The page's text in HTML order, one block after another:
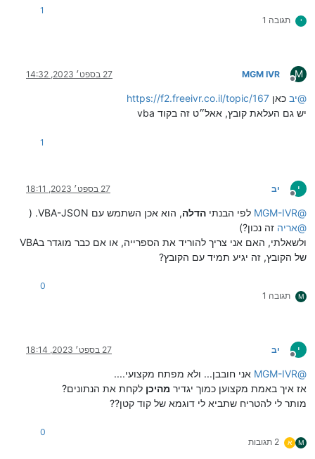
י תגובה 1
1
M
מנותק
MGM IVR 27 בספט׳ 2023, 14:32
@יב כאן https://f2.freeivr.co.il/topic/167
יש גם העלאת קובץ, אאל״ט זה בקוד vba
1
י
מנותק
יב 27 בספט׳ 2023, 18:11
@
MGM-IVR לפי הבנתי הדלה, הוא אכן השתמש עם VBA-JSON. (
@אריה זה נכון?)
ולשאלתי, האם אני צריך להוריד את הספרייה, או אם כבר מוגדר בVBA
של הקובץ, זה יגיע תמיד עם הקובץ?
M תגובה 1
0
י
מנותק
יב 27 בספט׳ 2023, 18:14
@
MGM-IVR אני חובבן... ולא מפתח מקצועי....
אז איך באמת מקצוען כמוך יגדיר מהיכן לקחת את הנתונים?
מותר לי להטריח שתביא לי דוגמא של קוד קטן??
M א 2 תגובות
0